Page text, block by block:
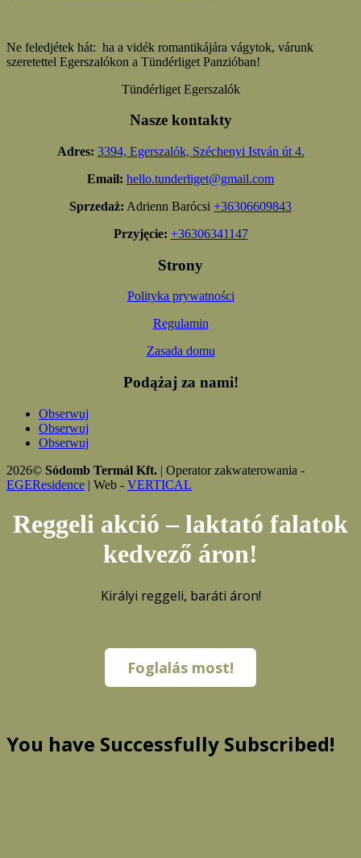
Ne feledjétek hát: ha a vidék romantikájára vágytok, várunk
szeretettel Egerszalókon a Tündérliget Panzióban!
Tündérliget Egerszalók
Nasze kontakty
Adres: 3394, Egerszalók, Széchenyi István út 4.
Email: hello.tunderliget@gmail.com
Sprzedaż: Adrienn Barócsi +36306609843
Przyjęcie: +36306341147
Strony
Polityka prywatności
Regulamin
Zasada domu
Podążaj za nami!
Obserwuj
Obserwuj
Obserwuj
2026© Sódomb Termál Kft. | Operator zakwaterowania -
EGEResidence | Web - VERTICAL
Reggeli akció – laktató falatok
kedvező áron!
Királyi reggeli, baráti áron!
Foglalás most!
You have Successfully Subscribed!